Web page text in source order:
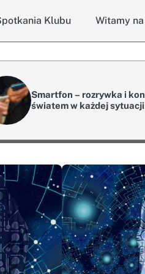
Klubu Witamy
Smartfon – rozrywka i
światem w każdej sytuacji